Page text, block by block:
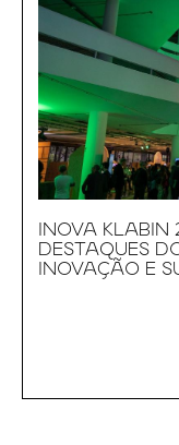
INOVA KLABIN
DESTAQUES
INOVAÇÃO E